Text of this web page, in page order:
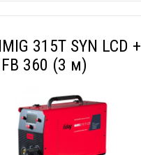
315T SYN LCD +
360 (3 м)